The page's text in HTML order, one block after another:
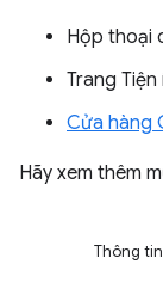
Hộp thoại
Trang
Cửa hàng
Hãy xem thêm
Thông